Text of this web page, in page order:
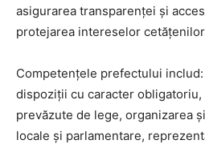
asigurarea transparenței și
protejarea intereselor
Competențele prefectului
dispoziții cu caracter
prevăzute de lege, organizarea
locale și parlamentare,